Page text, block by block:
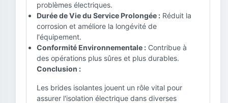
problèmes électriques.
Durée de Vie du Service Prolongée : Réduit la
corrosion et améliore la longévité de
l'équipement.
Conformité Environnementale : Contribue à
des opérations plus sûres et plus durables.
Conclusion :
Les brides isolantes jouent un rôle vital pour
assurer l'isolation électrique dans diverses